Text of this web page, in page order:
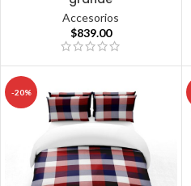
Accesorios
$839.00
-20%